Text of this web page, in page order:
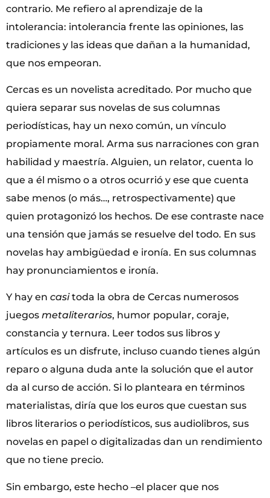
contrario. Me refiero al aprendizaje de la
intolerancia: intolerancia frente las opiniones, las
tradiciones y las ideas que dañan a la humanidad,
que nos empeoran.
Cercas es un novelista acreditado. Por mucho que
quiera separar sus novelas de sus columnas
periodísticas, hay un nexo común, un vínculo
propiamente moral. Arma sus narraciones con gran
habilidad y maestría. Alguien, un relator, cuenta lo
que a él mismo o a otros ocurrió y ese que cuenta
sabe menos (o más…, retrospectivamente) que
quien protagonizó los hechos. De ese contraste nace
una tensión que jamás se resuelve del todo. En sus
novelas hay ambigüedad e ironía. En sus columnas
hay pronunciamientos e ironía.
Y hay en casitoda la obra de Cercas numerosos
juegos metaliterarios, humor popular, coraje,
constancia y ternura. Leer todos sus libros y
artículos es un disfrute, incluso cuando tienes algún
reparo o alguna duda ante la solución que el autor
da al curso de acción. Si lo planteara en términos
materialistas, diría que los euros que cuestan sus
libros literarios o periodísticos, sus audiolibros, sus
novelas en papel o digitalizadas dan un rendimiento
que no tiene precio.
Sin embargo, este hecho –el placer que nos